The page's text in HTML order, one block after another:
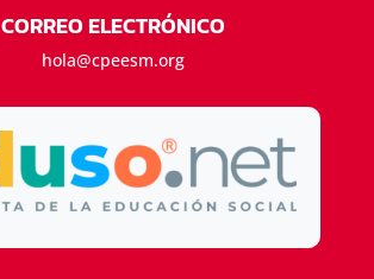
CORREO ELECTRÓNICO
hola@cpeesm.org